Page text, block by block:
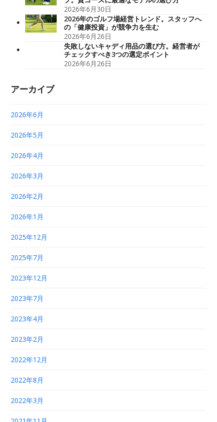
2026年6月30日
2026年のゴルフ場経営トレンド。スタッフへ
の「健康投資」が競争力を生む
2026年6月26日
失敗しないキャディ用品の選び方。経営者が
チェックすべき3つの選定ポイント
2026年6月26日
アーカイブ
2026年6月
2026年5月
2026年4月
2026年3月
2026年2月
2026年1月
2025年12月
2025年7月
2023年12月
2023年7月
2023年4月
2023年2月
2022年12月
2022年8月
2022年3月